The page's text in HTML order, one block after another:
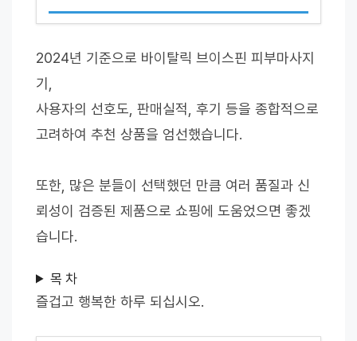
2024년 기준으로 바이탈릭 브이스핀 피부마사지
기,
사용자의 선호도, 판매실적, 후기 등을 종합적으로
고려하여 추천 상품을 엄선했습니다.
또한, 많은 분들이 선택했던 만큼 여러 품질과 신
뢰성이 검증된 제품으로 쇼핑에 도움었으면 좋겠
습니다.
목 차
즐겁고 행복한 하루 되십시오.